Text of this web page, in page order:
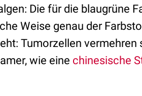
Die für die blaugrüne
Weise genau der
Tumorzellen
wie eine chinesische